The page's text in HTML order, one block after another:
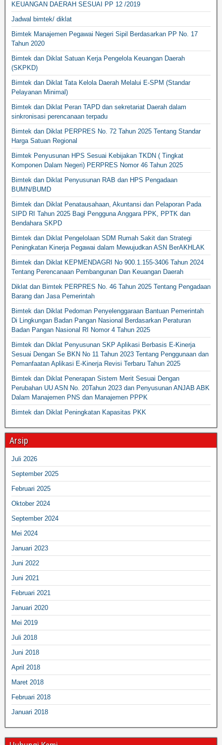
KEUANGAN DAERAH SESUAI PP 12 /2019
Jadwal bimtek/ diklat
Bimtek Manajemen Pegawai Negeri Sipil Berdasarkan PP No. 17
Tahun 2020
Bimtek dan Diklat Satuan Kerja Pengelola Keuangan Daerah
(SKPKD)
Bimtek dan Diklat Tata Kelola Daerah Melalui E-SPM (Standar
Pelayanan Minimal)
Bimtek dan Diklat Peran TAPD dan sekretariat Daerah dalam
sinkronisasi perencanaan terpadu
Bimtek dan Diklat PERPRES No. 72 Tahun 2025 Tentang Standar
Harga Satuan Regional
Bimtek Penyusunan HPS Sesuai Kebijakan TKDN ( Tingkat
Komponen Dalam Negeri) PERPRES Nomor 46 Tahun 2025
Bimtek dan Diklat Penyusunan RAB dan HPS Pengadaan
BUMN/BUMD
Bimtek dan Diklat Penatausahaan, Akuntansi dan Pelaporan Pada
SIPD RI Tahun 2025 Bagi Pengguna Anggara PPK, PPTK dan
Bendahara SKPD
Bimtek dan Diklat Pengelolaan SDM Rumah Sakit dan Strategi
Peningkatan Kinerja Pegawai dalam Mewujudkan ASN BerAKHLAK
Bimtek dan Diklat KEPMENDAGRI No 900.1.155-3406 Tahun 2024
Tentang Perencanaan Pembangunan Dan Keuangan Daerah
Diklat dan Bimtek PERPRES No. 46 Tahun 2025 Tentang Pengadaan
Barang dan Jasa Pemerintah
Bimtek dan Diklat Pedoman Penyelenggaraan Bantuan Pemerintah
Di Lingkungan Badan Pangan Nasional Berdasarkan Peraturan
Badan Pangan Nasional RI Nomor 4 Tahun 2025
Bimtek dan Diklat Penyusunan SKP Aplikasi Berbasis E-Kinerja
Sesuai Dengan Se BKN No 11 Tahun 2023 Tentang Penggunaan dan
Pemanfaatan Aplikasi E-Kinerja Revisi Terbaru Tahun 2025
Bimtek dan Diklat Penerapan Sistem Merit Sesuai Dengan
Perubahan UU ASN No. 20Tahun 2023 dan Penyusunan ANJAB ABK
Dalam Manajemen PNS dan Manajemen PPPK
Bimtek dan Diklat Peningkatan Kapasitas PKK
Arsip
Juli 2026
September 2025
Februari 2025
Oktober 2024
September 2024
Mei 2024
Januari 2023
Juni 2022
Juni 2021
Februari 2021
Januari 2020
Mei 2019
Juli 2018
Juni 2018
April 2018
Maret 2018
Februari 2018
Januari 2018